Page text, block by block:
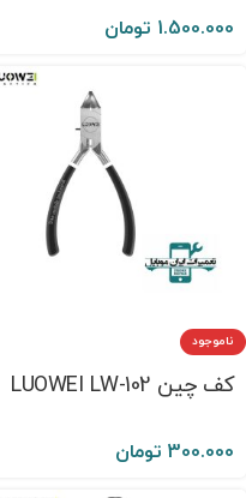
1.500.000 تومان
ناموجود
کف چین LUOWEI LW-102
300.000 تومان